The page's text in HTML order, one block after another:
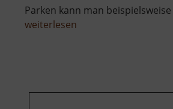
Parken kann man beispielsweise
weiterlesen